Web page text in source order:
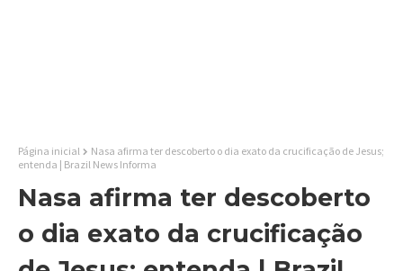
Página inicial
Nasa afirma ter descoberto o dia exato da crucificação de Jesus;
entenda | Brazil News Informa
Nasa afirma ter descoberto
o dia exato da crucificação